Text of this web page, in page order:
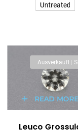
Untreated
Ausverkauft |
READ MORE
Leuco